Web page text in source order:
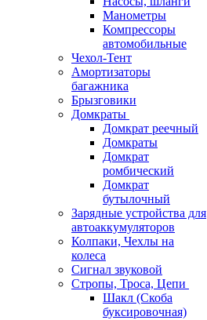
Манометры
Компрессоры
автомобильные
Чехол-Тент
Амортизаторы
багажника
Брызговики
Домкраты
Домкрат реечный
Домкраты
Домкрат
ромбический
Домкрат
бутылочный
Зарядные устройства для
автоаккумуляторов
Колпаки, Чехлы на
колеса
Сигнал звуковой
Стропы, Троса, Цепи
Шакл (Скоба
буксировочная)